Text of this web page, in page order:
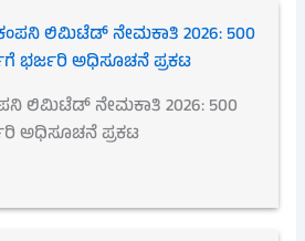
ಲಿಮಿಟೆಡ್ ನೇಮಕಾತಿ 2026: 500
ಅಧಿಸೂಚನೆ ಪ್ರಕಟ